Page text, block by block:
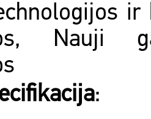
Nauji
: